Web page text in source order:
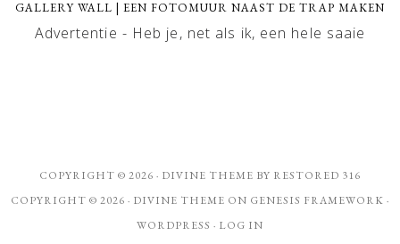
GALLERY WALL | EEN FOTOMUUR NAAST DE TRAP MAKEN
Advertentie - Heb je, net als ik, een hele saaie
COPYRIGHT © 2026 · DIVINE THEME BY RESTORED 316
COPYRIGHT © 2026 · DIVINE THEME ON GENESIS FRAMEWORK ·
WORDPRESS · LOG IN